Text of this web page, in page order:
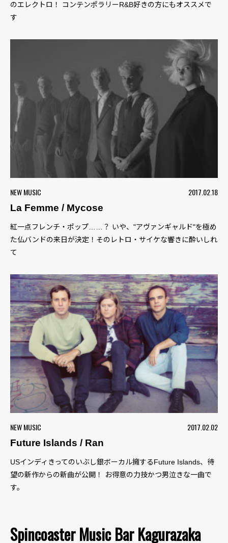
のエレクトロ！ コンテンポラリーR&B好きの方にもオススメで
す
NEW MUSIC
2017.02.18
La Femme / Mycose
紅一点フレンチ・ポップ……？ いや、"アヴァンギャルド"を極め
た仏バンドの来日が決定！そのレトロ・サイケな響きに酔いしれ
て
NEW MUSIC
2017.02.02
Future Islands / Ran
USインディきってのいぶし銀ボーカル擁するFuture Islands、待
望の新作からの新曲が公開！ お得意の力技かつ男泣きな一曲で
す。
Spincoaster Music Bar Kagurazaka